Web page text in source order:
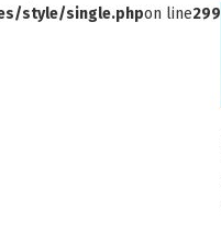
style/single.phpon line299